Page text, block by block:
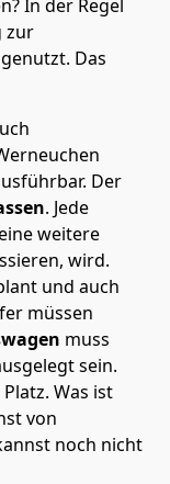
In der Regel
zur
Das
Der
. Jede
weitere
wird.
und auch
müssen
muss
sein.
Was ist
von
noch nicht